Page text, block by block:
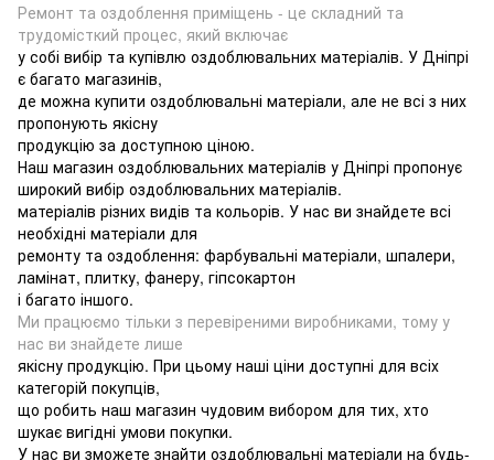
Ремонт та оздоблення приміщень - це складний та
трудомісткий процес, який включає
у собі вибір та купівлю оздоблювальних матеріалів. У Дніпрі
є багато магазинів,
де можна купити оздоблювальні матеріали, але не всі з них
пропонують якісну
продукцію за доступною ціною.
Наш магазин оздоблювальних матеріалів у Дніпрі пропонує
широкий вибір оздоблювальних матеріалів.
матеріалів різних видів та кольорів. У нас ви знайдете всі
необхідні матеріали для
ремонту та оздоблення: фарбувальні матеріали, шпалери,
ламінат, плитку, фанеру, гіпсокартон
і багато іншого.
Ми працюємо тільки з перевіреними виробниками, тому у
нас ви знайдете лише
якісну продукцію. При цьому наші ціни доступні для всіх
категорій покупців,
що робить наш магазин чудовим вибором для тих, хто
шукає вигідні умови покупки.
У нас ви зможете знайти оздоблювальні матеріали на будь-